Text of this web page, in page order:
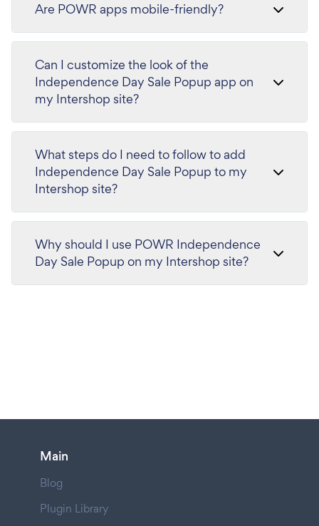
Are POWR apps mobile-friendly?
Can I customize the look of the
Independence Day Sale Popup app on
my Intershop site?
What steps do I need to follow to add
Independence Day Sale Popup to my
Intershop site?
Why should I use POWR Independence
Day Sale Popup on my Intershop site?
Main
Blog
Plugin Library